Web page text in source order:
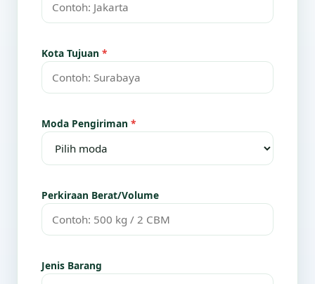
Kota Tujuan *
Moda Pengiriman *
Perkiraan Berat/Volume
Jenis Barang